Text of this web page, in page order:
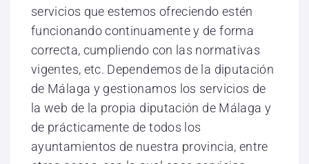
servicios que estemos ofreciendo estén
funcionando continuamente y de forma
correcta, cumpliendo con las normativas
vigentes, etc. Dependemos de la diputación
de Málaga y gestionamos los servicios de
la web de la propia diputación de Málaga y
de prácticamente de todos los
ayuntamientos de nuestra provincia, entre